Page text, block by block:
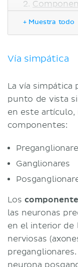
Funciones
complejo
+ Muestra todo
Vía simpática
La vía simpática
punto de vista
en este
componentes:
Ganglionares
Los
las neuronas
en el interior de
nerviosas
neurona